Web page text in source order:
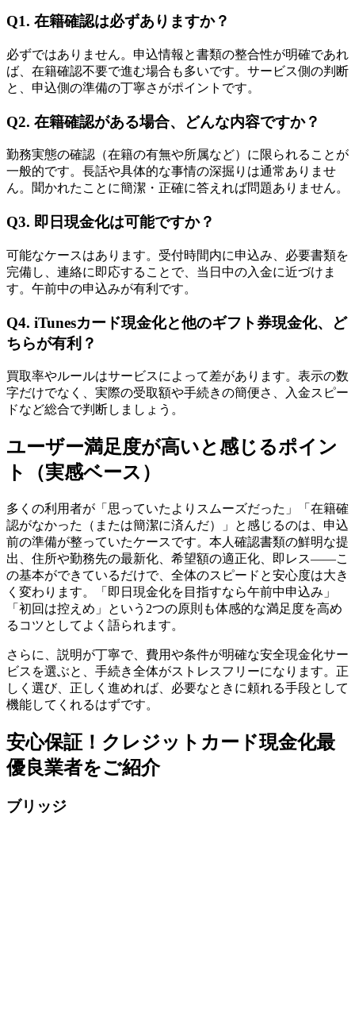
Q1. 在籍確認は必ずありますか？
必ずではありません。申込情報と書類の整合性が明確であれ
ば、在籍確認不要で進む場合も多いです。サービス側の判断
と、申込側の準備の丁寧さがポイントです。
Q2. 在籍確認がある場合、どんな内容ですか？
勤務実態の確認（在籍の有無や所属など）に限られることが
一般的です。長話や具体的な事情の深掘りは通常ありませ
ん。聞かれたことに簡潔・正確に答えれば問題ありません。
Q3. 即日現金化は可能ですか？
可能なケースはあります。受付時間内に申込み、必要書類を
完備し、連絡に即応することで、当日中の入金に近づけま
す。午前中の申込みが有利です。
Q4. iTunesカード現金化と他のギフト券現金化、ど
ちらが有利？
買取率やルールはサービスによって差があります。表示の数
字だけでなく、実際の受取額や手続きの簡便さ、入金スピー
ドなど総合で判断しましょう。
ユーザー満足度が高いと感じるポイン
ト（実感ベース）
多くの利用者が「思っていたよりスムーズだった」「在籍確
認がなかった（または簡潔に済んだ）」と感じるのは、申込
前の準備が整っていたケースです。本人確認書類の鮮明な提
出、住所や勤務先の最新化、希望額の適正化、即レス——こ
の基本ができているだけで、全体のスピードと安心度は大き
く変わります。「即日現金化を目指すなら午前中申込み」
「初回は控えめ」という2つの原則も体感的な満足度を高め
るコツとしてよく語られます。
さらに、説明が丁寧で、費用や条件が明確な安全現金化サー
ビスを選ぶと、手続き全体がストレスフリーになります。正
しく選び、正しく進めれば、必要なときに頼れる手段として
機能してくれるはずです。
安心保証！クレジットカード現金化最
優良業者をご紹介
ブリッジ